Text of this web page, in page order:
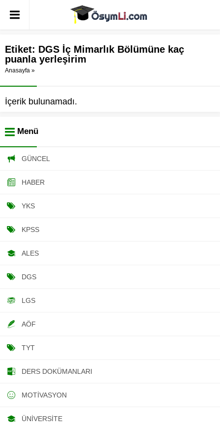
Etiket: DGS İç Mimarlık Bölümüne kaç
puanla yerleşirim
Anasayfa »
İçerik bulunamadı.
Menü
GÜNCEL
HABER
YKS
KPSS
ALES
DGS
LGS
AÖF
TYT
DERS DOKÜMANLARI
MOTIVASYON
ÜNIVERSITE